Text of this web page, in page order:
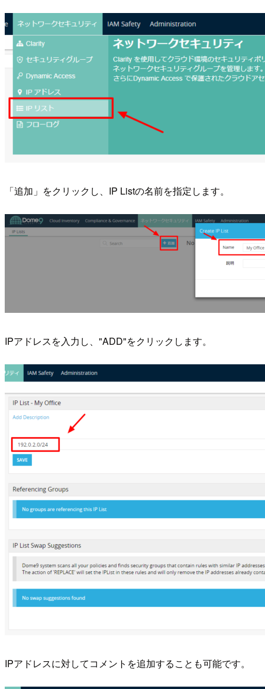
「追加」をクリックし、IP Listの名前を指定します。
IPアドレスを入力し、"ADD"をクリックします。
IPアドレスに対してコメントを追加することも可能です。